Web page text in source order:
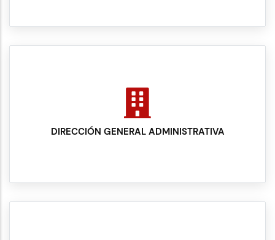
DIRECCIÓN GENERAL ADMINISTRATIVA